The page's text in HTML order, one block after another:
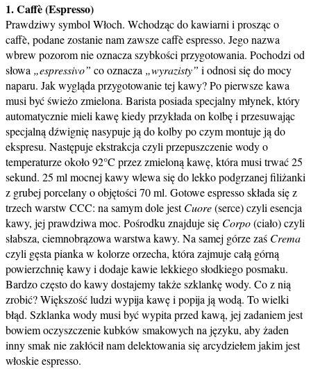
1. Caffè (Espresso)
Prawdziwy symbol Włoch. Wchodząc do kawiarni i prosząc o
caffè, podane zostanie nam zawsze caffè espresso. Jego nazwa
wbrew pozorom nie oznacza szybkości przygotowania. Pochodzi od
słowa „espressivo” co oznacza „wyrazisty” i odnosi się do mocy
naparu. Jak wygląda przygotowanie tej kawy? Po pierwsze kawa
musi być świeżo zmielona. Barista posiada specjalny młynek, który
automatycznie mieli kawę kiedy przykłada on kolbę i przesuwając
specjalną dźwignię nasypuje ją do kolby po czym montuje ją do
ekspresu. Następuje ekstrakcja czyli przepuszczenie wody o
temperaturze około 92°C przez zmieloną kawę, która musi trwać 25
sekund. 25 ml mocnej kawy wlewa się do lekko podgrzanej filiżanki
z grubej porcelany o objętości 70 ml. Gotowe espresso składa się z
trzech warstw CCC: na samym dole jestCuore(serce) czyli esencja
kawy, jej prawdziwa moc. Pośrodku znajduje się Corpo(ciało) czyli
słabsza, ciemnobrązowa warstwa kawy. Na samej górze zaś Crema
czyli gęsta pianka w kolorze orzecha, która zajmuje całą górną
powierzchnię kawy i dodaje kawie lekkiego słodkiego posmaku.
Bardzo często do kawy dostajemy także szklankę wody. Co z nią
zrobić? Większość ludzi wypija kawę i popija ją wodą. To wielki
błąd. Szklanka wody musi być wypita przed kawą, jej zadaniem jest
bowiem oczyszczenie kubków smakowych na języku, aby żaden
inny smak nie zakłócił nam delektowania się arcydziełem jakim jest
włoskie espresso.